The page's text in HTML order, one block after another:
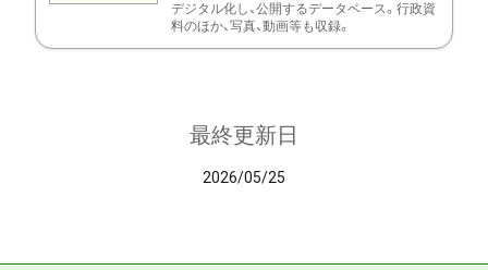
デジタル化し、公開するデータベース。行政資
料のほか、写真、動画等も収録。
最終更新日
2026/05/25